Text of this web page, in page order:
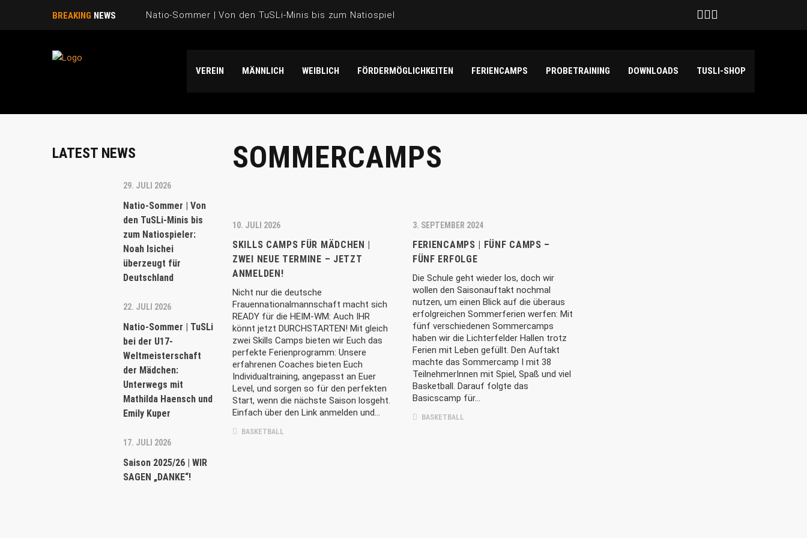
BREAKING NEWS Natio-Sommer | Von den TuSLi-Minis bis zum Natiospieler: Noah Isichei überzeugt für Deutschland
Saison 2025/26 | WIR SAGEN „DANKE“!
VEREIN MÄNNLICH WEIBLICH FÖRDERMÖGLICHKEITEN FERIENCAMPS PROBETRAINING DOWNLOADS TUSLI-SHOP
SOMMERCAMPS
10. JULI 2026
SKILLS CAMPS FÜR MÄDCHEN |
ZWEI NEUE TERMINE – JETZT
ANMELDEN!
Nicht nur die deutsche
Frauennationalmannschaft macht sich
READY für die HEIM-WM: Auch IHR
könnt jetzt DURCHSTARTEN! Mit gleich
zwei Skills Camps bieten wir Euch das
perfekte Ferienprogramm: Unsere
erfahrenen Coaches bieten Euch
Individualtraining, angepasst an Euer
Level, und sorgen so für den perfekten
Start, wenn die nächste Saison losgeht.
Einfach über den Link anmelden und…
BASKETBALL
3. SEPTEMBER 2024
FERIENCAMPS | FÜNF CAMPS –
FÜNF ERFOLGE
Die Schule geht wieder los, doch wir
wollen den Saisonauftakt nochmal
nutzen, um einen Blick auf die überaus
erfolgreichen Sommerferien werfen: Mit
fünf verschiedenen Sommercamps
haben wir die Lichterfelder Hallen trotz
Ferien mit Leben gefüllt. Den Auftakt
machte das Sommercamp I mit 38
TeilnehmerInnen mit Spiel, Spaß und viel
Basketball. Darauf folgte das
Basicscamp für…
BASKETBALL
LATEST NEWS
29. JULI 2026
Natio-Sommer | Von
den TuSLi-Minis bis
zum Natiospieler:
Noah Isichei
überzeugt für
Deutschland
22. JULI 2026
Natio-Sommer | TuSLi
bei der U17-
Weltmeisterschaft
der Mädchen:
Unterwegs mit
Mathilda Haensch und
Emily Kuper
17. JULI 2026
Saison 2025/26 | WIR
SAGEN „DANKE“!
Der Lichterfelder Basketball ist seit jeher
geprägt durch eine intensive und breit
angelegte Nachwuchs­arbeit, die für
einen Teil der Spielerinnen und Spieler in
anderen Teil zu einem abwechslungs­
reichen Freizeitsport wird. [ MEHR]
AKTUELLES
Natio-Sommer | Von den TuSLi-
Minis bis zum Natiospieler: Noah
Isichei überzeugt für Deutschland
29. JULI 2026
LINKS
Startseite
Downloads
Kontakt
Impressum